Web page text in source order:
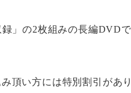
」の2枚組みの長編DVD
頂い方には特別割引があ